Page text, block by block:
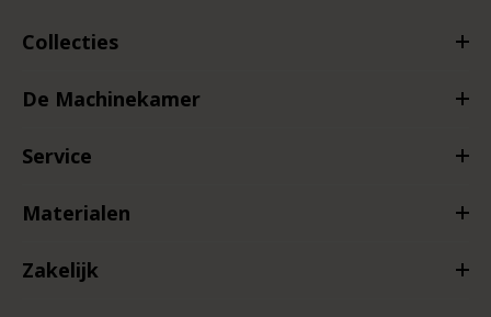
Collecties
De Machinekamer
Service
Materialen
Zakelijk